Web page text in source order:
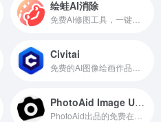
绘蛙AI消除
Civitai
PhotoAid Image Upscaler